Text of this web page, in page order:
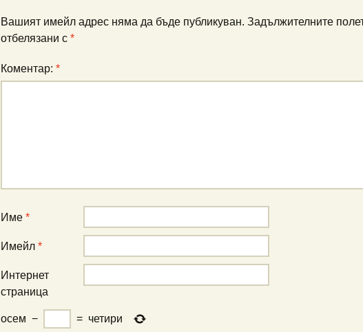
Вашият имейл адрес няма да бъде публикуван. Задължителните
отбелязани с *
Коментар: *
Име *
Имейл *
Интернет
страница
осем − = четири